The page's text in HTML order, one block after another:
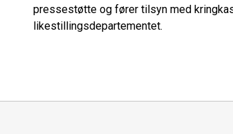
pressestøtte og fører tilsyn med
likestillingsdepartementet.